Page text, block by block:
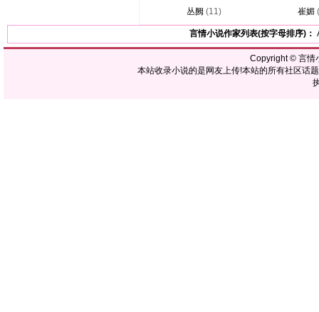
丛阙 (11) 崔媚
言情小说作家列表(按字母排序)：
Copyright © 言情
本站收录小说的是网友上传!本站的所有社区话